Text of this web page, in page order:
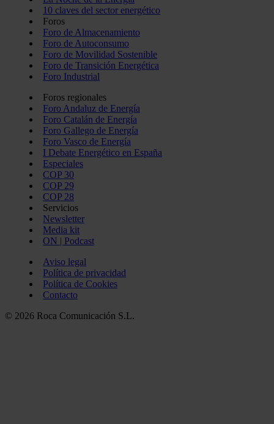
10 claves del sector energético
Foros
Foro de Almacenamiento
Foro de Autoconsumo
Foro de Movilidad Sostenible
Foro de Transición Energética
Foro Industrial
Foros regionales
Foro Andaluz de Energía
Foro Catalán de Energía
Foro Gallego de Energía
Foro Vasco de Energía
I Debate Energético en España
Especiales
COP 30
COP 29
COP 28
Servicios
Newsletter
Media kit
ON | Podcast
Aviso legal
Política de privacidad
Política de Cookies
Contacto
© 2026 Roca Comunicación S.L.